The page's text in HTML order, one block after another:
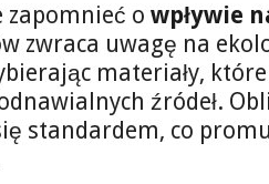
zapomnieć o wpływie
zwraca uwagę na
materiały,
źródeł.
standardem, co